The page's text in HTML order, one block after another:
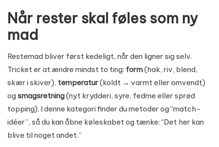
Når rester skal føles som ny
mad
Restemad bliver først kedeligt, når den ligner sig selv.
Tricket er at ændre mindst to ting: form(hak, riv, blend,
skær i skiver), temperatur(koldt → varmt eller omvendt)
ogsmagsretning(nyt krydderi, syre, fedme eller sprød
topping). I denne kategori finder du metoder og “match-
idéer”, så du kan åbne køleskabet og tænke: “Det her kan
blive til noget andet.”